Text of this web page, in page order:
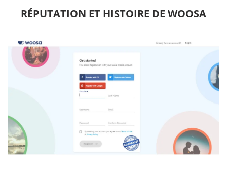
RÉPUTATION ET HISTOIRE DE WOOSA